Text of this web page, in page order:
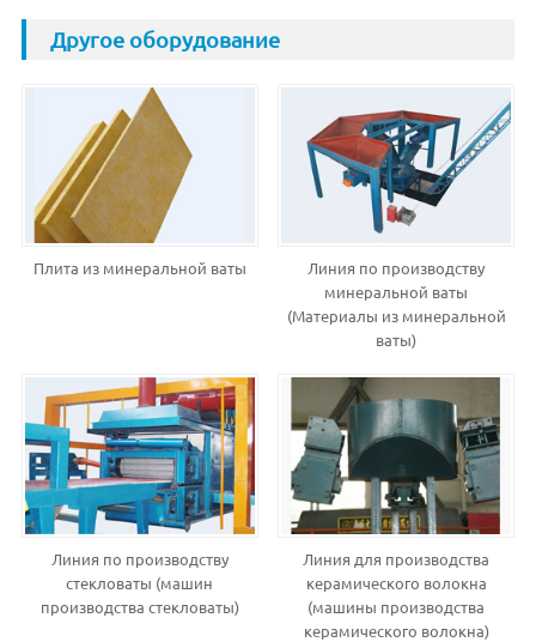
Другое оборудование
Плита из минеральной ваты
Линия по производству
минеральной ваты
(Материалы из минеральной
ваты)
Линия по производству
стекловаты (машин
производства стекловаты)
Линия для производства
керамического волокна
(машины производства
керамического волокна)